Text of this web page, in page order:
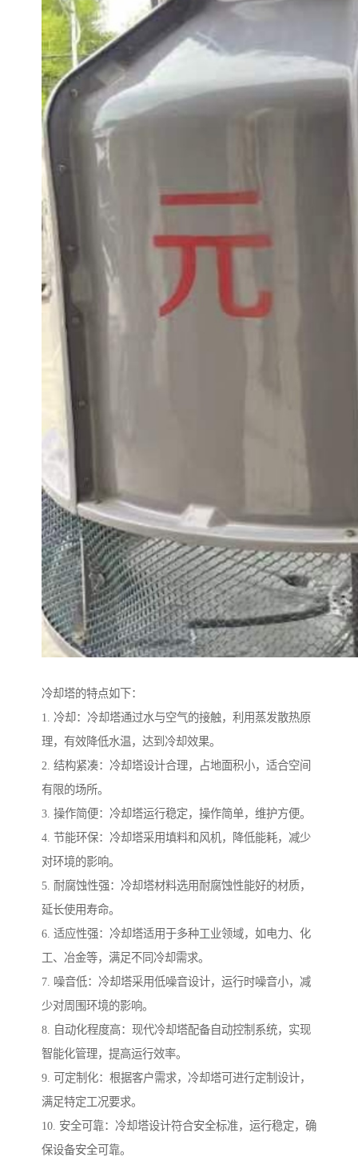
冷却塔的特点如下：
1. 冷却：冷却塔通过水与空气的接触，利用蒸发散热原
理，有效降低水温，达到冷却效果。
2. 结构紧凑：冷却塔设计合理，占地面积小，适合空间
有限的场所。
3. 操作简便：冷却塔运行稳定，操作简单，维护方便。
4. 节能环保：冷却塔采用填料和风机，降低能耗，减少
对环境的影响。
5. 耐腐蚀性强：冷却塔材料选用耐腐蚀性能好的材质，
延长使用寿命。
6. 适应性强：冷却塔适用于多种工业领域，如电力、化
工、冶金等，满足不同冷却需求。
7. 噪音低：冷却塔采用低噪音设计，运行时噪音小，减
少对周围环境的影响。
8. 自动化程度高：现代冷却塔配备自动控制系统，实现
智能化管理，提高运行效率。
9. 可定制化：根据客户需求，冷却塔可进行定制设计，
满足特定工况要求。
10. 安全可靠：冷却塔设计符合安全标准，运行稳定，确
保设备安全可靠。